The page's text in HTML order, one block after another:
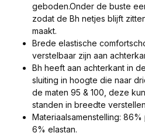
geboden.Onder de buste
zodat de Bh netjes blijft
maakt.
Brede elastische
verstelbaar zijn aan
Bh heeft aan achterkant in
sluiting in hoogte die naar
de maten 95 & 100, deze
standen in breedte
Materiaalsamenstelling:
6% elastan.